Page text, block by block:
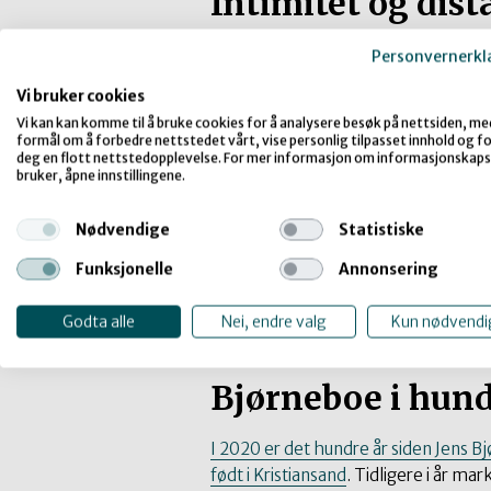
Det er både fordeler og ulemper
teatersjef ved Kilden Teater,
annen intimitet
invasjon, intimitet og distanse.
direkte og «kun» til deg, og at det
illusjon. Det digitale distansere og
publikummer. Det har en
fungere, sier Frøysnes.
Bjørneboe i
I 2020 er det hundre år siden Jens
født i Kristiansand . Tidligere i år
Vi bruker cookies
Vi kan kan komme til å bruke cookies for å analysere besøk på nettsiden,
formål om å forbedre nettstedet vårt, vise personlig tilpasset innhold og
deg en flott nettstedopplevelse. For mer informasjon om
bruker, åpne innstillingene.
Nødvendige
Statistiske
Funksjonelle
Annonsering
Godta alle Nei, endre valg Kun